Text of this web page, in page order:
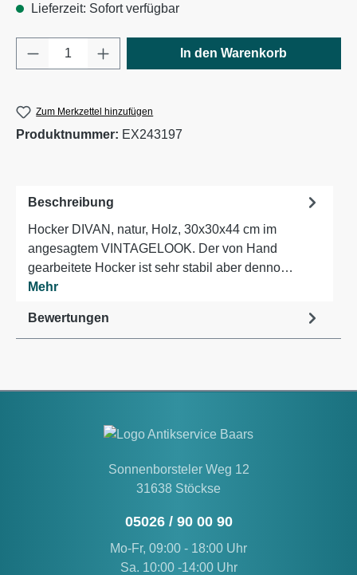
Lieferzeit: Sofort verfügbar
Produkt Anzahl: Gib den gewünschten
In den Warenkorb
Zum Merkzettel hinzufügen
Produktnummer: EX243197
Beschreibung
Hocker DIVAN, natur, Holz, 30x30x44 cm im
angesagtem VINTAGELOOK. Der von Hand
gearbeitete Hocker ist sehr stabil aber denno…
Mehr
Bewertungen
Sonnenborsteler Weg 12
31638 Stöckse
05026 / 90 00 90
Mo-Fr, 09:00 - 18:00 Uhr
Sa. 10:00 -14:00 Uhr